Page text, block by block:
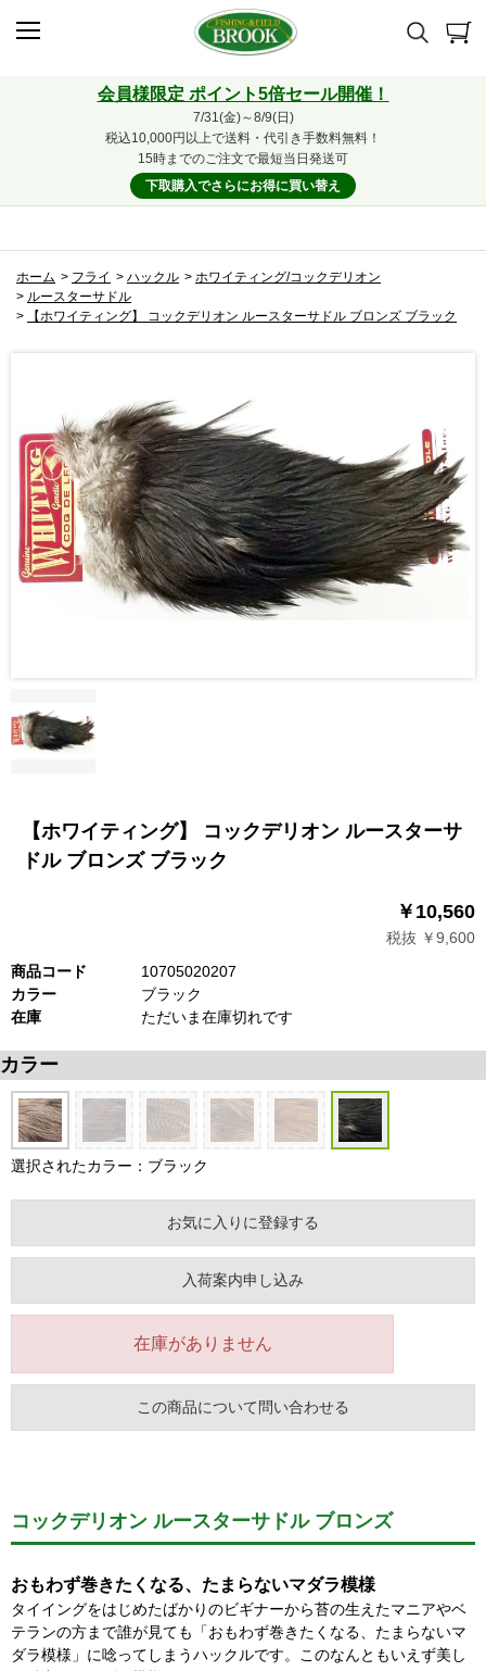
会員様限定 ポイント5倍セール開催！
7/31(金)～8/9(日)
税込10,000円以上で送料・代引き手数料無料！
15時までのご注文で最短当日発送可
下取購入でさらにお得に買い替え
ホーム > フライ > ハックル > ホワイティング/コックデリオン
> ルースターサドル
>
【ホワイティング】 コックデリオン ルースターサドル ブロンズ ブラック
【ホワイティング】 コックデリオン ルースターサ
ドル ブロンズ ブラック
￥10,560
税抜 ￥9,600
商品コード
10705020207
カラー
ブラック
在庫
ただいま在庫切れです
カラー
選択されたカラー：ブラック
お気に入りに登録する
入荷案内申し込み
在庫がありません
この商品について問い合わせる
コックデリオン ルースターサドル ブロンズ
おもわず巻きたくなる、たまらないマダラ模様
タイイングをはじめたばかりのビギナーから苔の生えたマニアやベ
テランの方まで誰が見ても「おもわず巻きたくなる、たまらないマ
ダラ模様」に唸ってしまうハックルです。このなんともいえず美し